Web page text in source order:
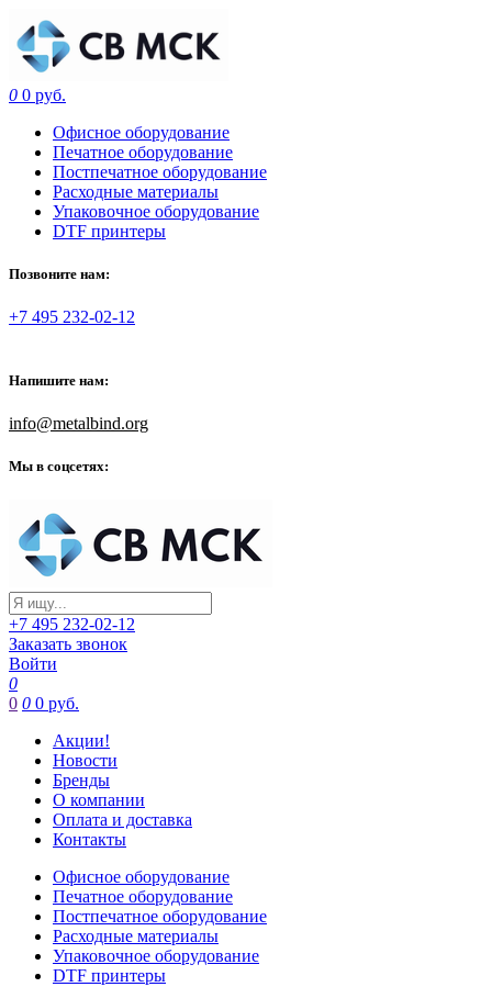
0 0 руб.
Офисное оборудование
Печатное оборудование
Постпечатное оборудование
Расходные материалы
Упаковочное оборудование
DTF принтеры
Позвоните нам:
+7 495 232-02-12
Напишите нам:
info@metalbind.org
Мы в соцсетях:
+7 495 232-02-12
Заказать звонок
Войти
0
0 0 0 руб.
Акции!
Новости
Бренды
О компании
Оплата и доставка
Контакты
Офисное оборудование
Печатное оборудование
Постпечатное оборудование
Расходные материалы
Упаковочное оборудование
DTF принтеры